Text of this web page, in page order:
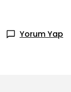
Yorum Yap